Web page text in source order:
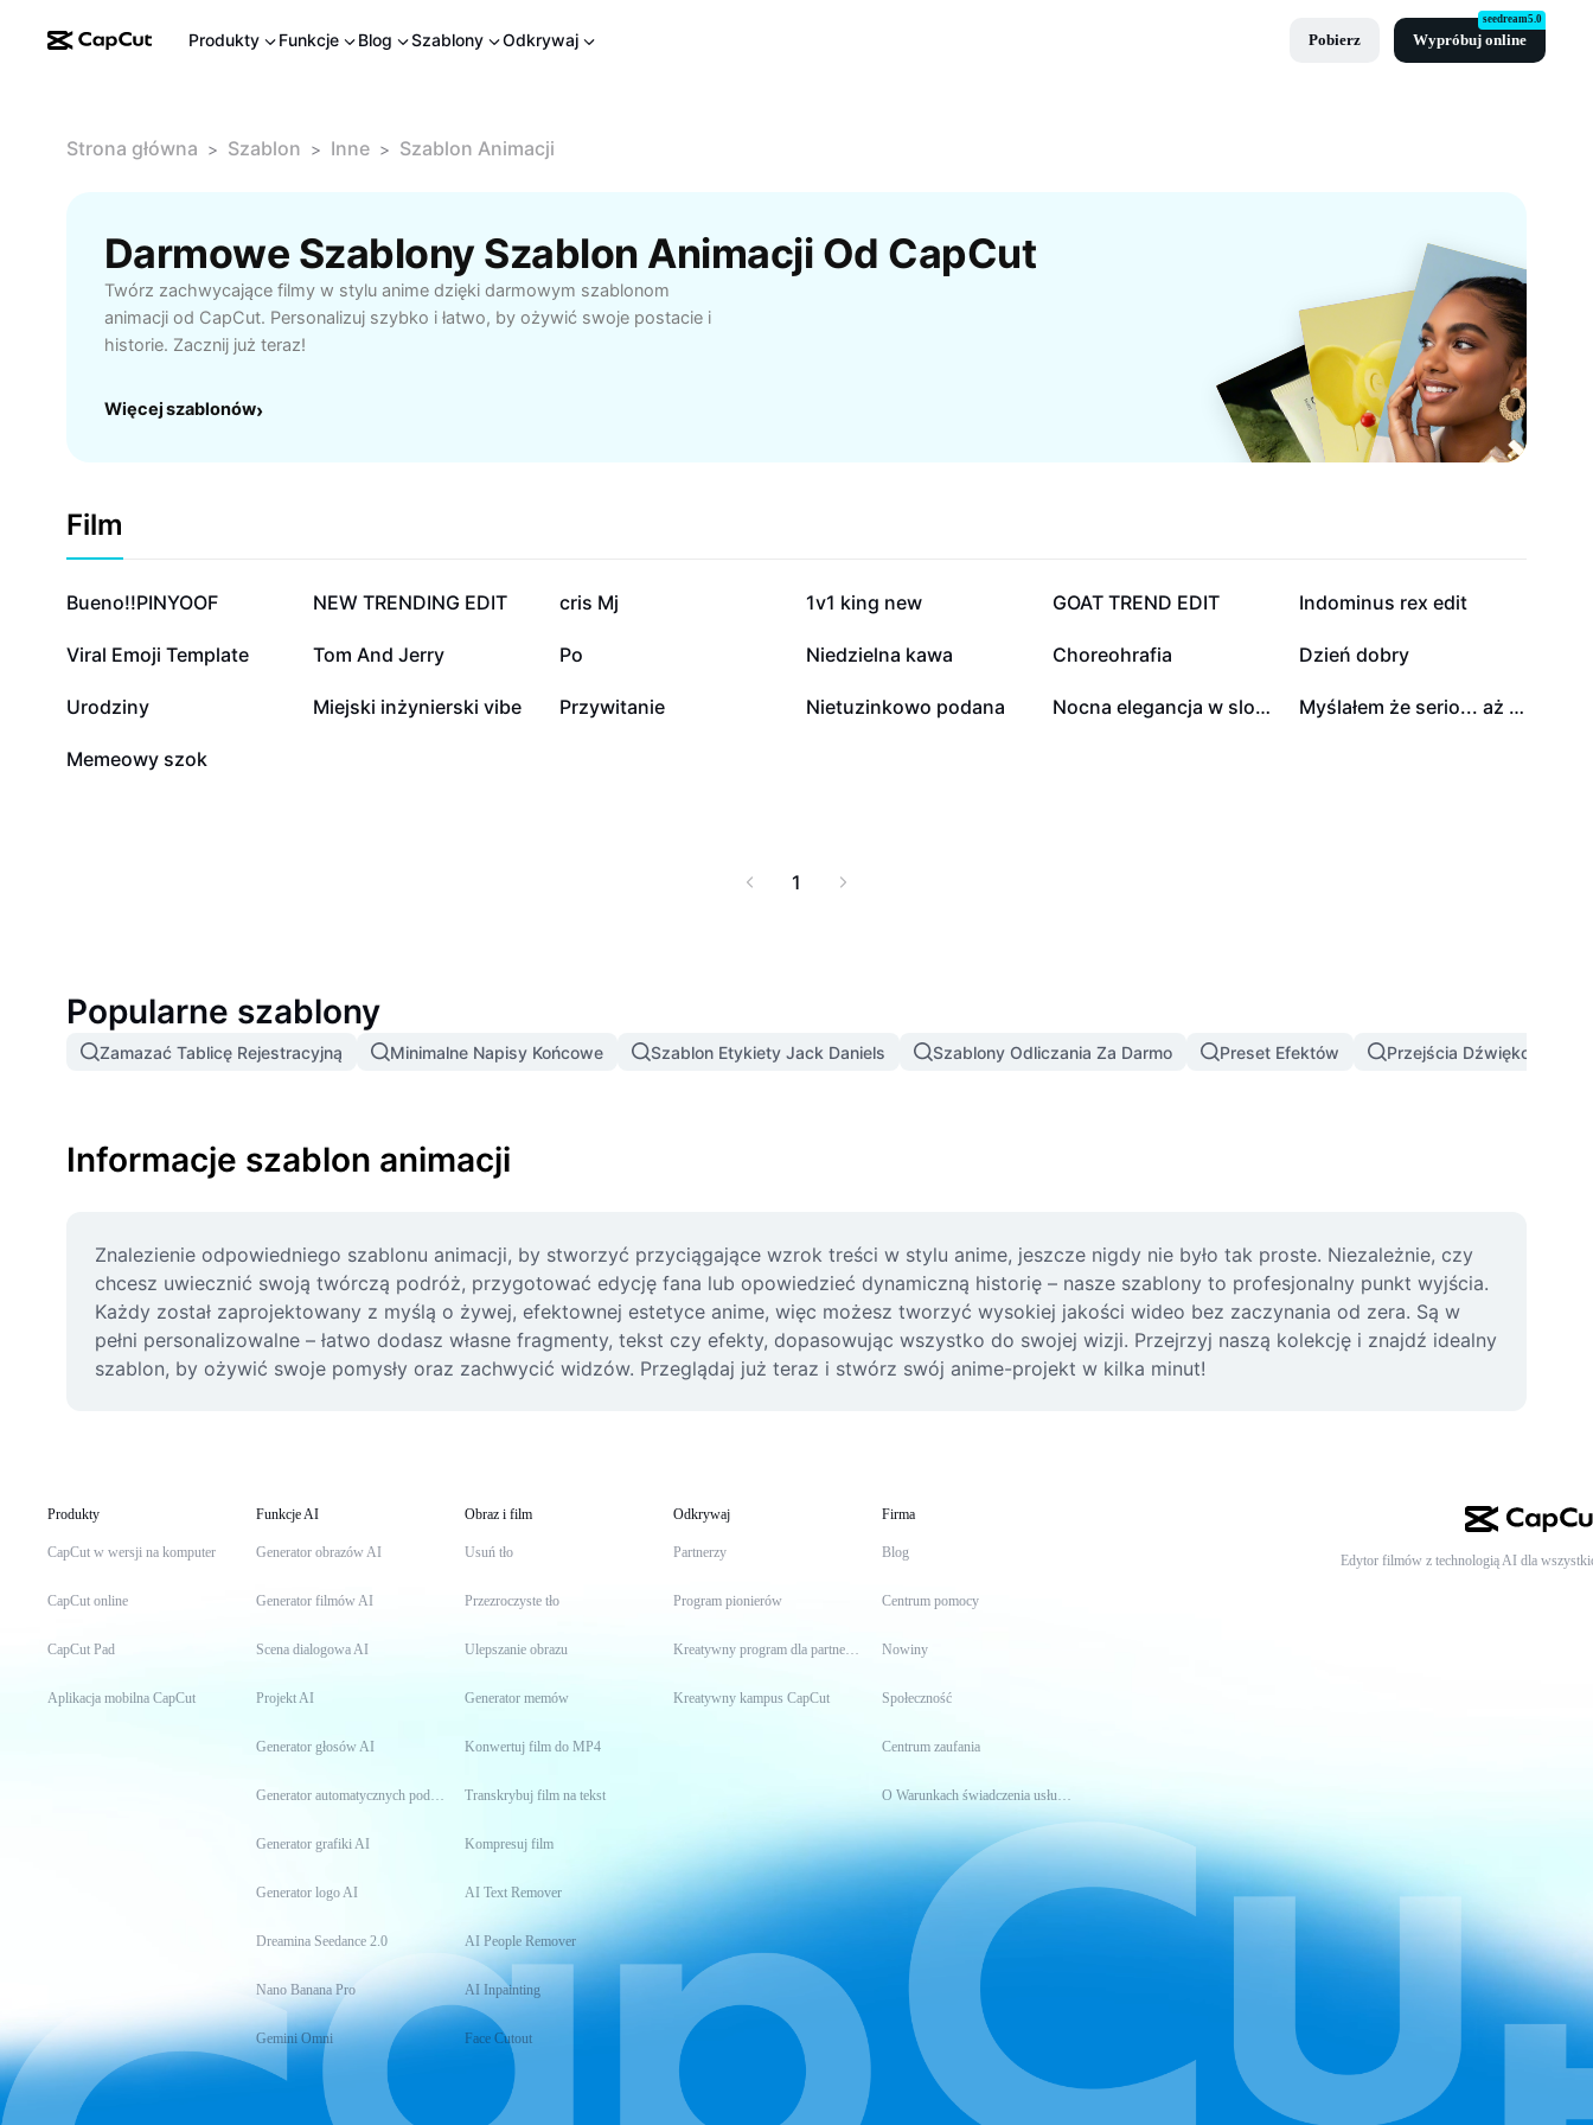
Produkty Funkcje Blog Szablony Odkrywaj Pobierz Wypróbuj online
seedream5.0
Strona główna > Szablon > Inne > Szablon Animacji
Darmowe Szablony Szablon Animacji Od CapCut
Twórz zachwycające filmy w stylu anime dzięki darmowym szablonom
animacji od CapCut. Personalizuj szybko i łatwo, by ożywić swoje postacie i
historie. Zacznij już teraz!
Więcej szablonów›
Film
2,5 mln
Bueno!!PINYOOF 527,5 tys.
NEW TRENDING EDIT 366 tys.
cris Mj 118,9 tys.
1v1 king new 53,4 tys.
GOAT TREND EDIT 21,2 tys.
Indominus rex edit
9,5 tys.
Viral Emoji Template 8,5 tys.
Tom And Jerry 734
Po 117
Niedzielna kawa 23
Choreohrafia 9
Dzień dobry
6
Urodziny 6
Miejski inżynierski vibe 3
Przywitanie 1
Nietuzinkowo podana 0 Nocna elegancja w slow‑mo 0 Myślałem że serio... aż wybuchłem śmiechem
0
Memeowy szok
1
Popularne szablony
Zamazać Tablicę Rejestracyjną Minimalne Napisy Końcowe Szablon Etykiety Jack Daniels Szablony Odliczania Za Darmo Preset Efektów Przejścia Dźwiękowe
Informacje szablon animacji
Znalezienie odpowiedniego szablonu animacji, by stworzyć przyciągające wzrok treści w stylu anime, jeszcze nigdy nie było tak proste. Niezależnie, czy
chcesz uwiecznić swoją twórczą podróż, przygotować edycję fana lub opowiedzieć dynamiczną historię – nasze szablony to profesjonalny punkt wyjścia.
Każdy został zaprojektowany z myślą o żywej, efektownej estetyce anime, więc możesz tworzyć wysokiej jakości wideo bez zaczynania od zera. Są w
pełni personalizowalne – łatwo dodasz własne fragmenty, tekst czy efekty, dopasowując wszystko do swojej wizji. Przejrzyj naszą kolekcję i znajdź idealny
szablon, by ożywić swoje pomysły oraz zachwycić widzów. Przeglądaj już teraz i stwórz swój anime-projekt w kilka minut!
Produkty
CapCut w wersji na komputer
CapCut online
CapCut Pad
Aplikacja mobilna CapCut
Funkcje AI
Generator obrazów AI
Generator filmów AI
Scena dialogowa AI
Projekt AI
Generator głosów AI
Generator automatycznych podpisów
Generator grafiki AI
Generator logo AI
Dreamina Seedance 2.0
Nano Banana Pro
Gemini Omni
Obraz i film
Usuń tło
Przezroczyste tło
Ulepszanie obrazu
Generator memów
Konwertuj film do MP4
Transkrybuj film na tekst
Kompresuj film
AI Text Remover
AI People Remover
AI Inpainting
Face Cutout
Odkrywaj
Partnerzy
Program pionierów
Kreatywny program dla partnerów
Kreatywny kampus CapCut
Firma
Blog
Centrum pomocy
Nowiny
Społeczność
Centrum zaufania
O Warunkach świadczenia usług CapCut
Edytor filmów z technologią AI dla